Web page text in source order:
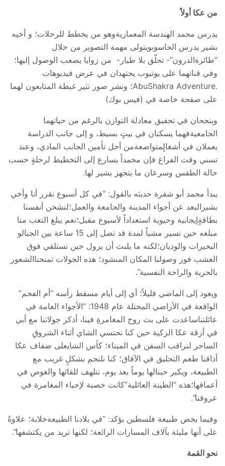
من عكا أولاً
يدرس محمد الهندسة المعماريةوهو من يخطط للرحلات؛ و أخيه
بشير يدرس الحاسوبويتولى مهمة التصوير من خلال
“طائرةالدرون”- تحلّق بلا طيار- من زوايا يصعب الوصول إليها؛
وفي قناتهما على يوتيوب يجتهدان في عرض فيديوهات
.AbuShakra Adventure؛ ونشر صور تثير غبطة المتابعون لهما
على صفحة خاصة في (فيس بوك)
وينجحان في تحقيق معادلة التوازن بالرغم من حياتهما
الجامعيةفهما يسكنان في بيتٍ بسيط، و إلى جانب الدراسة
يعملان في أشغالٍمتواضعةمن أجل تأمين الجانب المادي، وعند
تسني وقت الفراغ فإن محمداً يسارع إلى التخطيط لرحلةٍ حسب
حالة الطقس وسرعان ما يتجهز بشير لها.
يبدأ محمد أبو شقرة حديثه بالقول: “في كل أسبوع نقرر أنا وأخي
بشيرالبعد عن أجواء المدينة والجامعة والعمل؛لنشحن أنفسنا
بطاقةٍإيجابية وحيوية استعداداً لأسبوع مقبل؛نعم يبلغ التعب منا
مبلغه حين نسير مشياً لمدة قد تصل إلى 15 ساعة بين الجبالو
البحيرات والوديان؛لكنه ما يلبث أن يزول حين نستلقي فوق
العشب فور وصولنا المكان المنشود؛ هذه الجولات تمنحناالشعور
بالحرية والراحة النفسية”.
ويعود إلى الماضي قليلاً؛ أي إلى أيام مسقط رأسه “أم الفحم”
الواقعة في الأراضي المحتلة عام 1948: “الأجواء العامة في
عائلتناساعدت على بث روح المغامرةِ فينا، أذكر جولاتنا مع أبي
في أزقة عكا الزكية حين كنا نحتسي الشاي أثناء الشروقِ
الساحر لنراقب السفن في الميناء؛ كأس الشايعلى ضفاف عكا
أذاقنا طعم التحليق في الآفاق؛ كنا نلتحم بشكلٍ غريب مع
الطبيعة، ويكبر حبنالها يوماً بعد يوم، نتلهف للقائها والغوص في
أعماقها؛هذه “الطينة العائلية”كانت خصبة لإحياء المغامرة في
عروقنا”.
وفيما يخص طبيعة فلسطين يؤكد: “في بلادنا الطبيعةخلابة؛ علاوةً
على أنها مليئة بآلاف المسارات الرائعة؛ لكنها تريد من يكتشفها”.
نحو القمة